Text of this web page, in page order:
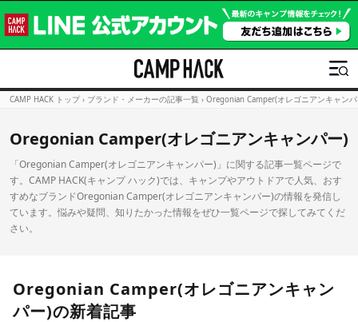
CAMP HACK トップ › ブランド・メーカーの記事一覧 › Oregonian Camper(オレゴニアンキャン
Oregonian Camper(オレゴニアンキャンパー)
「Oregonian Camper(オレゴニアンキャンパー)」に関する記事一覧ページで
す。CAMP HACK(キャンプ ハック)では、キャンプやアウトドアで人気、おす
すめなブランドOregonian Camper(オレゴニアンキャンパー)の情報を発信し
ています。悩みや疑問、知りたかった情報をぜひ一覧ページで探してみてくだ
さい。
Oregonian Camper(オレゴニアンキャン
パー)の新着記事